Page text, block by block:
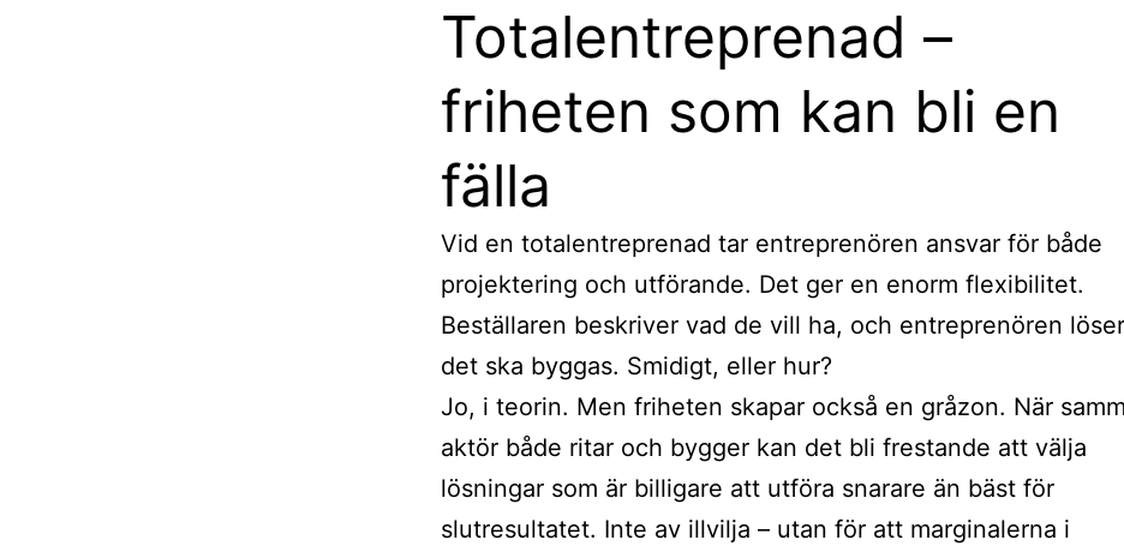
Totalentreprenad –
friheten som kan bli en
fälla
Vid en totalentreprenad tar entreprenören ansvar för både
projektering och utförande. Det ger en enorm flexibilitet.
Beställaren beskriver vad de vill ha, och entreprenören
det ska byggas. Smidigt, eller hur?
Jo, i teorin. Men friheten skapar också en gråzon. När
aktör både ritar och bygger kan det bli frestande att välja
lösningar som är billigare att utföra snarare än bäst för
slutresultatet. Inte av illvilja – utan för att marginalerna i